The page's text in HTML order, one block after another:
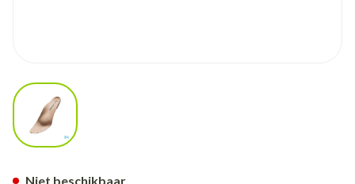
View larger image
Niet beschikbaar